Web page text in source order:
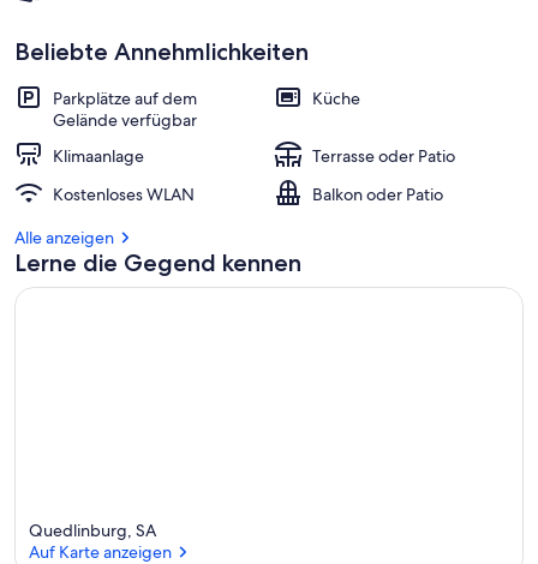
Beliebte Annehmlichkeiten
Parkplätze auf dem
Gelände verfügbar
Küche
Klimaanlage
Terrasse oder Patio
Kostenloses WLAN
Balkon oder Patio
Alle anzeigen
Lerne die Gegend kennen
Quedlinburg, SA
Auf Karte anzeigen